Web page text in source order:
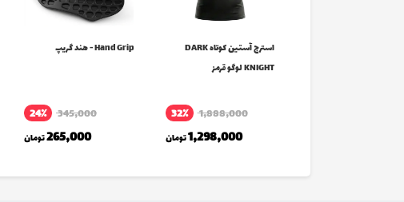
استرج آستین کوتاه DARK
KNIGHT لوگو قرمز
1,888,000 32٪
1,298,000تومان
Hand Grip - هند گریپ
345,000 24٪
265,000تومان